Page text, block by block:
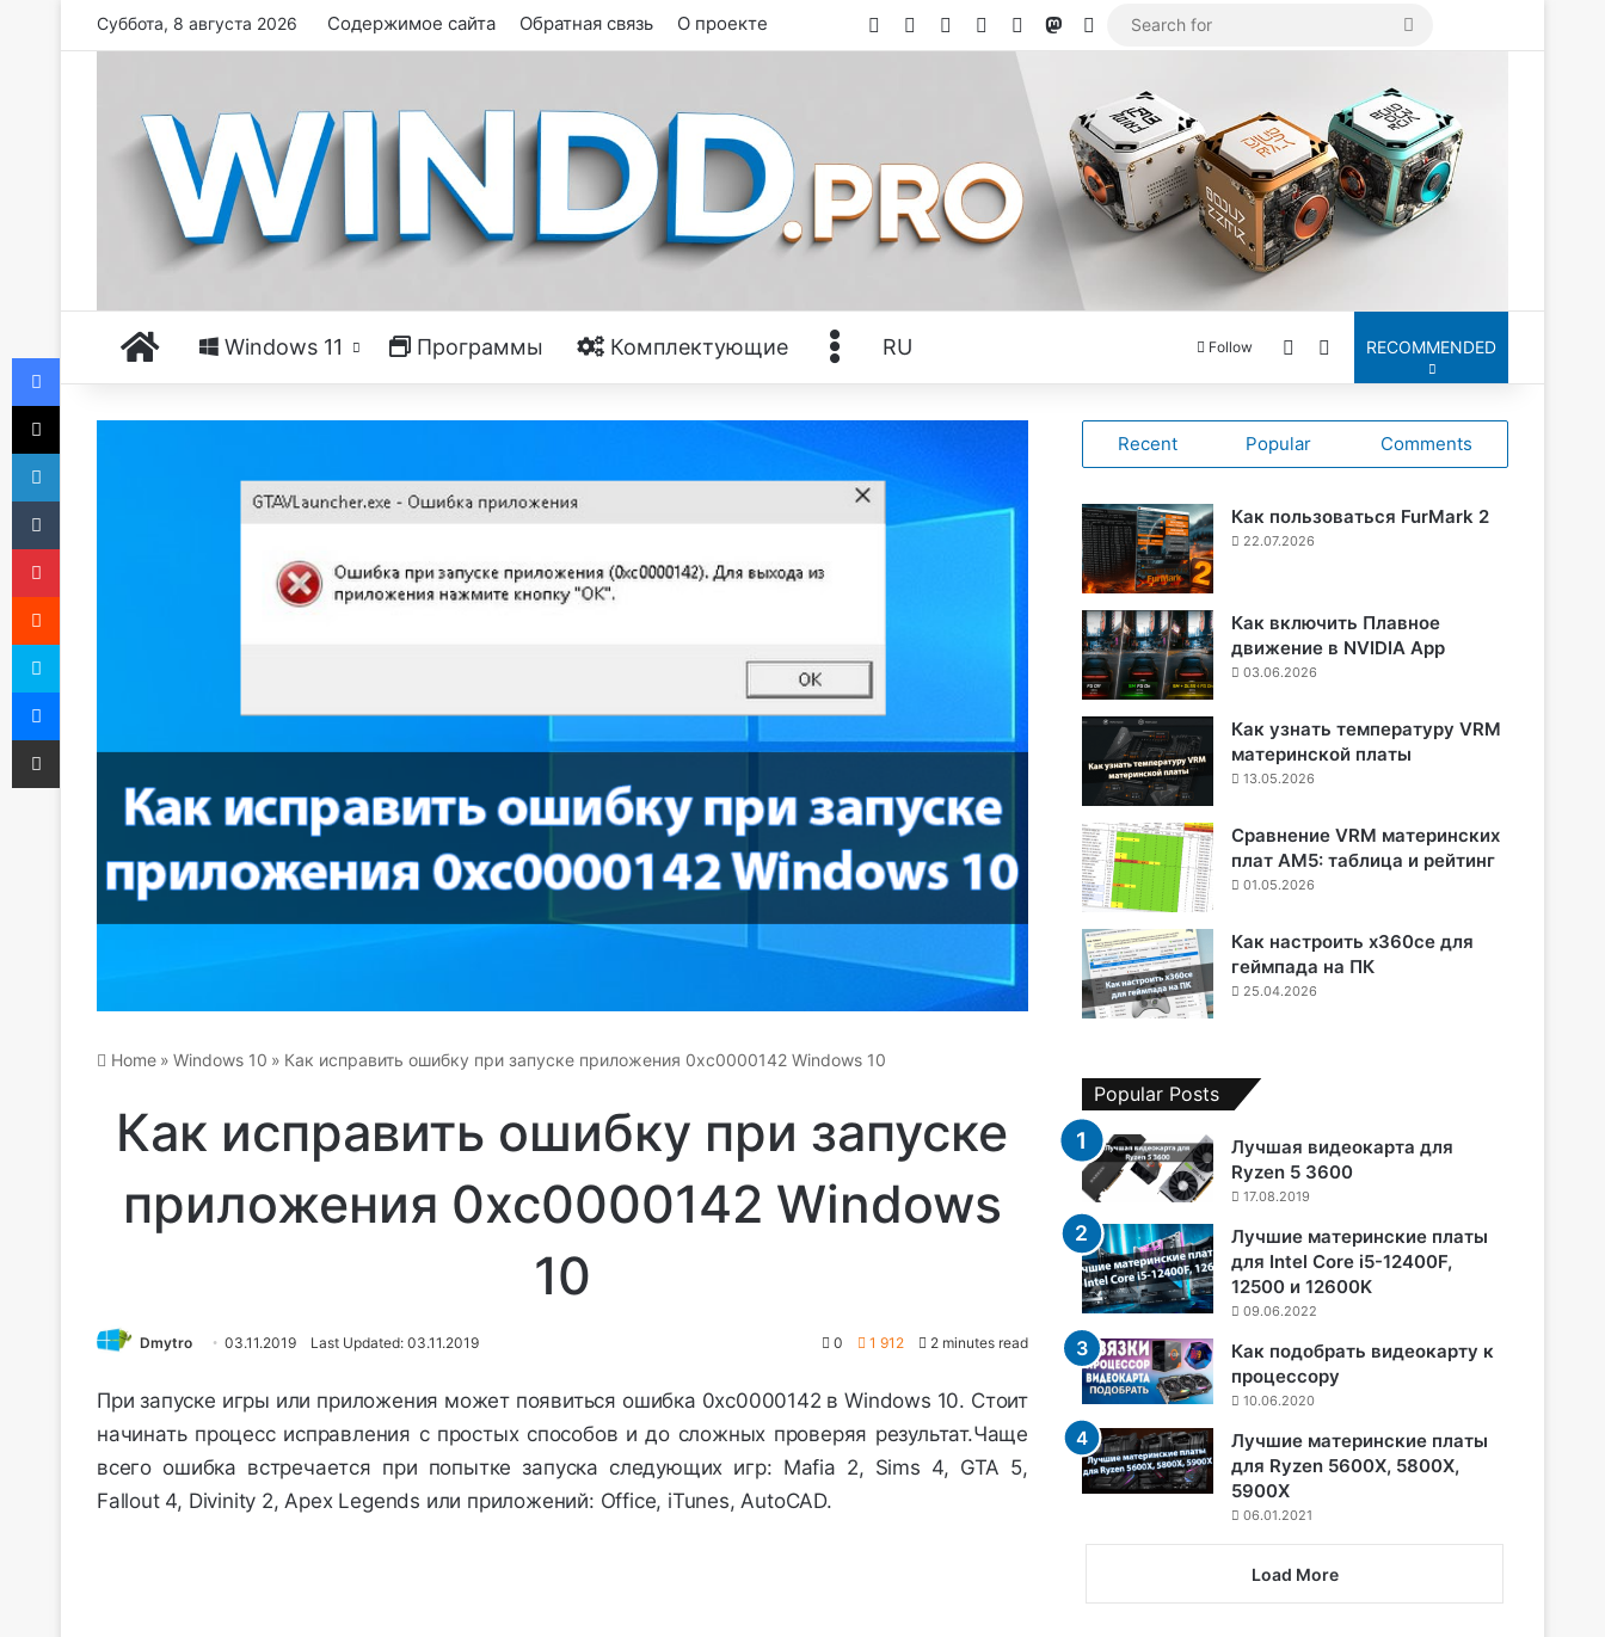
Суббота, 8 августа 2026 Содержимое сайта Обратная связь О проекте Facebook YouTubeTumblrRSSMastodon
Log In
ГлавнаяWindows 11 Программы Комплектующие ЕщёRU Follow Switch skin
Search for
RECOMMENDED
Home » Windows 10 » Как исправить ошибку при запуске приложения 0xc0000142 Windows 10
Как исправить ошибку при запуске
приложения 0xc0000142 Windows
10
Dmytro 03.11.2019 Last Updated: 03.11.2019 0 1 912 2 minutes read
При запуске игры или приложения может появиться ошибка 0xc0000142 в Windows 10. Стоит
начинать процесс исправления с простых способов и до сложных проверяя результат.Чаще
всего ошибка встречается при попытке запуска следующих игр: Mafia 2, Sims 4, GTA 5,
Fallout 4, Divinity 2, Apex Legends или приложений: Office, iTunes, AutoCAD.
Recent Popular Comments
Как пользоваться FurMark 2
22.07.2026
Как включить Плавное
движение в NVIDIA App
03.06.2026
Как узнать температуру VRM
материнской платы
13.05.2026
Сравнение VRM материнских
плат AM5: таблица и рейтинг
01.05.2026
Как настроить x360ce для
геймпада на ПК
25.04.2026
Popular Posts
Лучшая видеокарта для
Ryzen 5 3600
17.08.2019
Лучшие материнские платы
для Intel Core i5-12400F,
12500 и 12600K
09.06.2022
Как подобрать видеокарту к
процессору
10.06.2020
Лучшие материнские платы
для Ryzen 5600X, 5800X,
5900X
06.01.2021
Load More
Facebook
X
LinkedIn
Tumblr
Pinterest
Reddit
Skype
Messenger
Share via Email